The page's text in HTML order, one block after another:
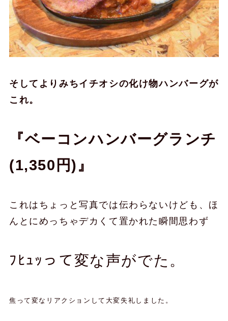
そしてよりみちイチオシの化け物ハンバーグが
これ。
『ベーコンハンバーグランチ
(1,350円)』
これはちょっと写真では伝わらないけども、ほ
んとにめっちゃデカくて置かれた瞬間思わず
ﾌﾋｭｯって変な声がでた。
焦って変なリアクションして大変失礼しました。